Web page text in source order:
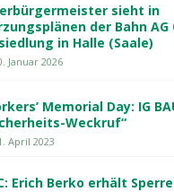
sieht in
der Bahn
in Halle (Saale)
Januar 2026
Memorial Day: IG
Weckruf“
April 2023
Erich Berko erhält Sperre